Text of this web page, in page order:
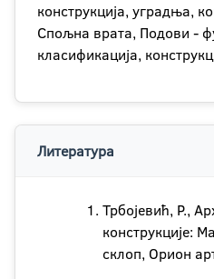
конструкција, уградња,
Спољна врата, Подови -
класификација,
Литература
Трбојевић, Р.,
конструкције:
склоп, Орион